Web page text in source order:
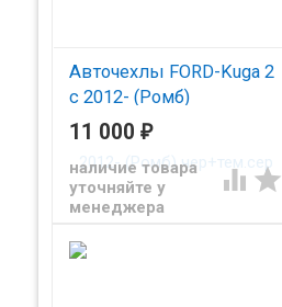
Авточехлы FORD-Kuga 2
с 2012- (Ромб)
чер+тем.сер
Чехлы из экокожи Автопилот
для Форд Куга 2 с 2012
11 000 ₽
наличие товара
уточняйте у
менеджера
 